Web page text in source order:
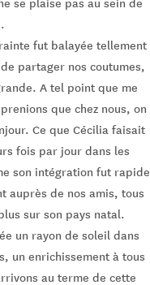
se plaise pas au sein de
fut balayée tellement
partager nos coutumes,
A tel point que me
que chez nous, on
Ce que Cécilia faisait
fois par jour dans les
son intégration fut rapide
auprès de nos amis, tous
sur son pays natal.
un rayon de soleil dans
un enrichissement à tous
au terme de cette